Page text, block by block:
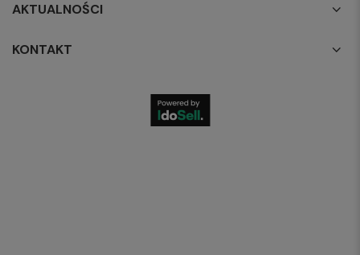
AKTUALNOŚCI
KONTAKT